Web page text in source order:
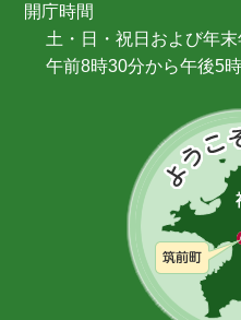
開庁時間
土・日・祝日および年末
午前8時30分から午後5